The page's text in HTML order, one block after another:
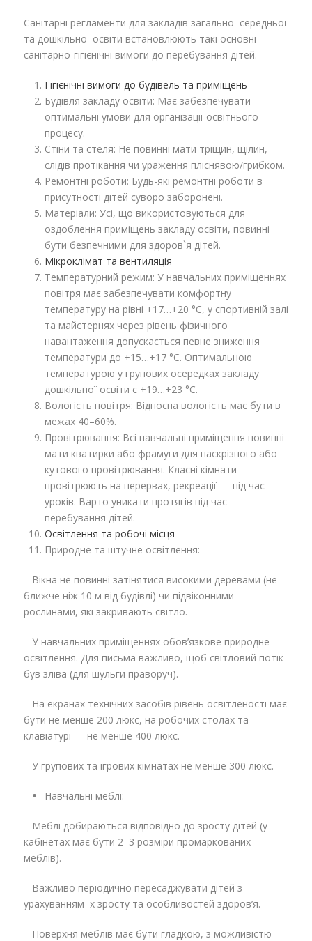
Санітарні регламенти для закладів загальної середньої
та дошкільної освіти встановлюють такі основні
санітарно-гігієнічні вимоги до перебування дітей.
Гігієнічні вимоги до будівель та приміщень
Будівля закладу освіти: Має забезпечувати
оптимальні умови для організації освітнього
процесу.
Стіни та стеля: Не повинні мати тріщин, щілин,
слідів протікання чи ураження пліснявою/грибком.
Ремонтні роботи: Будь-які ремонтні роботи в
присутності дітей суворо заборонені.
Матеріали: Усі, що використовуються для
оздоблення приміщень закладу освіти, повинні
бути безпечними для здоров`я дітей.
Мікроклімат та вентиляція
Температурний режим: У навчальних приміщеннях
повітря має забезпечувати комфортну
температуру на рівні +17…+20 °C, у спортивній залі
та майстернях через рівень фізичного
навантаження допускається певне зниження
температури до +15…+17 °C. Оптимальною
температурою у групових осередках закладу
дошкільної освіти є +19…+23 °C.
Вологість повітря: Відносна вологість має бути в
межах 40–60%.
Провітрювання: Всі навчальні приміщення повинні
мати кватирки або фрамуги для наскрізного або
кутового провітрювання. Класні кімнати
провітрюють на перервах, рекреації — під час
уроків. Варто уникати протягів під час
перебування дітей.
Освітлення та робочі місця
Природне та штучне освітлення:
– Вікна не повинні затінятися високими деревами (не
ближче ніж 10 м від будівлі) чи підвіконними
рослинами, які закривають світло.
– У навчальних приміщеннях обов’язкове природне
освітлення. Для письма важливо, щоб світловий потік
був зліва (для шульги праворуч).
– На екранах технічних засобів рівень освітленості має
бути не менше 200 люкс, на робочих столах та
клавіатурі — не менше 400 люкс.
– У групових та ігрових кімнатах не менше 300 люкс.
Навчальні меблі:
– Меблі добираються відповідно до зросту дітей (у
кабінетах має бути 2–3 розміри промаркованих
меблів).
– Важливо періодично пересаджувати дітей з
урахуванням їх зросту та особливостей здоров’я.
– Поверхня меблів має бути гладкою, з можливістю